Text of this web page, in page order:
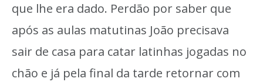
que lhe era dado. Perdão por saber que
após as aulas matutinas João precisava
sair de casa para catar latinhas jogadas no
chão e já pela final da tarde retornar com